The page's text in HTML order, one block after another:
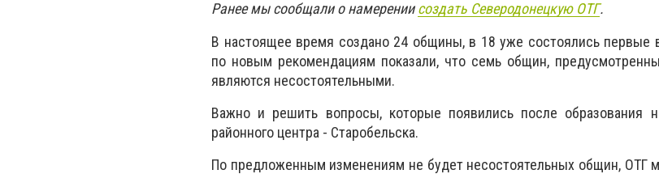
Ранее мы сообщали о намерениисоздать Северодонецкую ОТГ.
В настоящее время создано 24 общины, в 18 уже состоялись первые
по новым рекомендациям показали, что семь общин,
являются несостоятельными.
Важно и решить вопросы, которые появились после образования
районного центра - Старобельска.
По предложенным изменениям не будет несостоятельных общин, ОТГ